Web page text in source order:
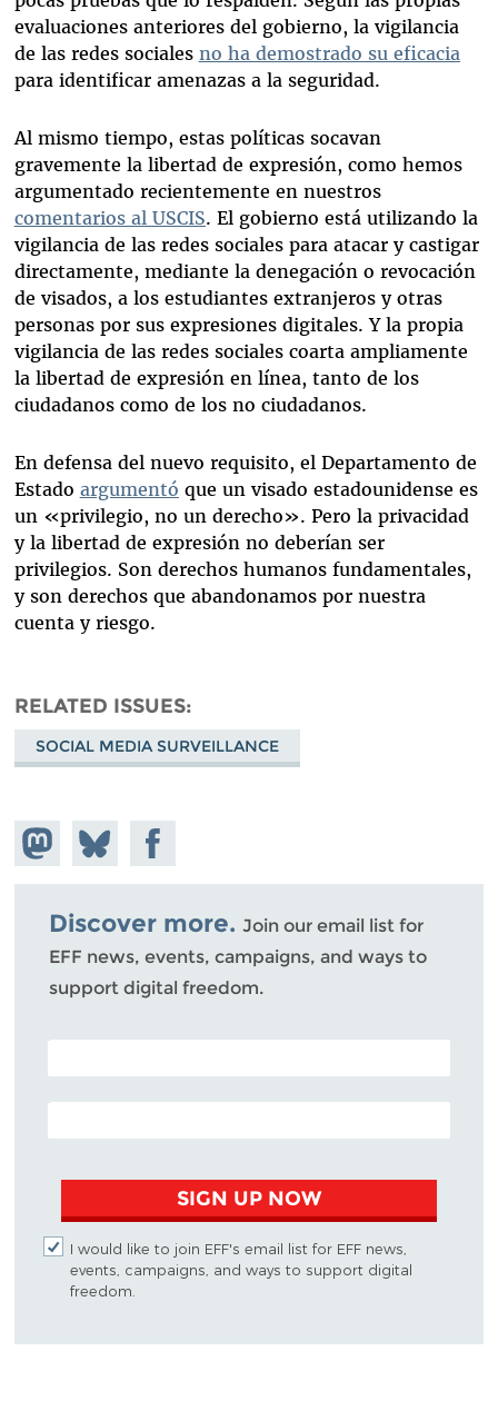
evaluaciones anteriores del gobierno, la vigilancia
de las redes sociales no ha demostrado su eficacia
para identificar amenazas a la seguridad.
Al mismo tiempo, estas políticas socavan
gravemente la libertad de expresión, como hemos
argumentado recientemente en nuestros
comentarios al USCIS. El gobierno está utilizando la
vigilancia de las redes sociales para atacar y castigar
directamente, mediante la denegación o revocación
de visados, a los estudiantes extranjeros y otras
personas por sus expresiones digitales. Y la propia
vigilancia de las redes sociales coarta ampliamente
la libertad de expresión en línea, tanto de los
ciudadanos como de los no ciudadanos.
En defensa del nuevo requisito, el Departamento de
Estado argumentó que un visado estadounidense es
un «privilegio, no un derecho». Pero la privacidad
y la libertad de expresión no deberían ser
privilegios. Son derechos humanos fundamentales,
y son derechos que abandonamos por nuestra
cuenta y riesgo.
RELATED ISSUES
SOCIAL MEDIA SURVEILLANCE
Share on
Mastodon
Share
on
Bluesky
Share on
Facebook
Discover more. Join our email list for
EFF news, events, campaigns, and ways to
support digital freedom.
POSTAL CODE (OPTIONAL)
EMAIL ADDRESS
SIGN UP NOW
I would like to join EFF's email list for EFF news,
events, campaigns, and ways to support digital
freedom.